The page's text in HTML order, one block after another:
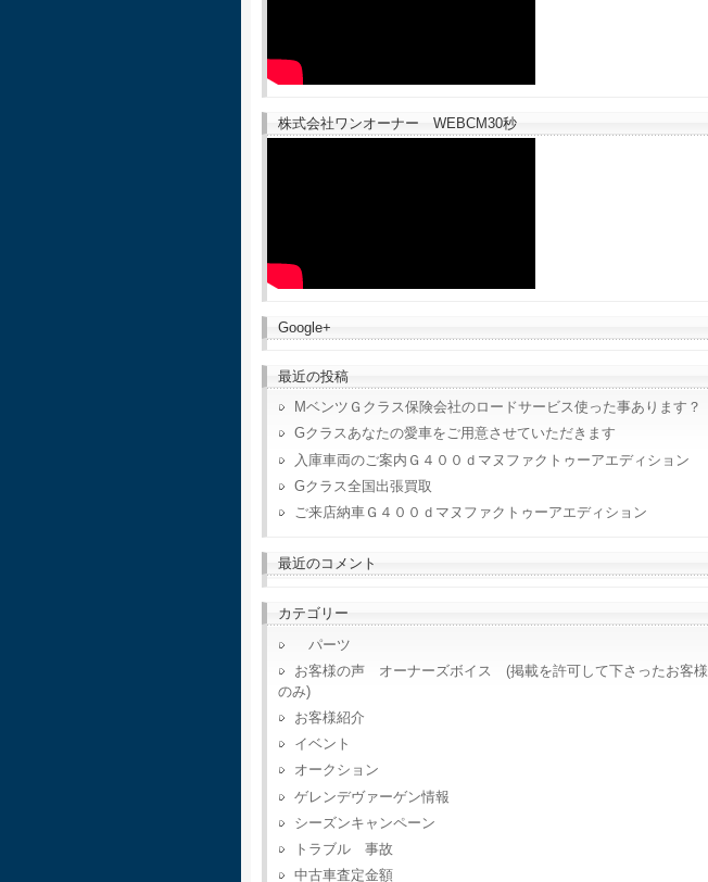
株式会社ワンオーナー WEBCM30秒
Google+
最近の投稿
MベンツＧクラス保険会社のロードサービス使った事あります？
Gクラスあなたの愛車をご用意させていただきます
入庫車両のご案内Ｇ４００ｄマヌファクトゥーアエディション
Gクラス全国出張買取
ご来店納車Ｇ４００ｄマヌファクトゥーアエディション
最近のコメント
カテゴリー
パーツ
お客様の声 オーナーズボイス (掲載を許可して下さったお客様
のみ)
お客様紹介
イベント
オークション
ゲレンデヴァーゲン情報
シーズンキャンペーン
トラブル 事故
中古車査定金額